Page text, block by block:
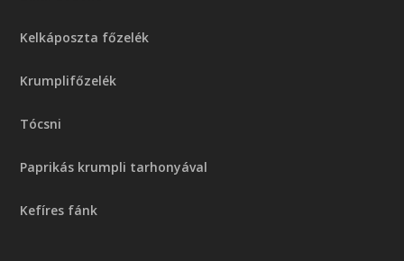
Kelkáposzta főzelék
Krumplifőzelék
Tócsni
Paprikás krumpli tarhonyával
Kefíres fánk